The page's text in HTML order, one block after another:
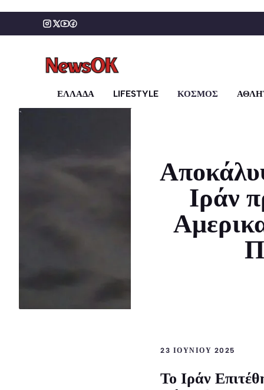
περιεχόμενο
ΕΛΛΑΔΑ LIFESTYLE ΚΟΣΜΟΣ
Ιράν
23 ΙΟΥΝΊΟΥ 2025
Το Ιράν